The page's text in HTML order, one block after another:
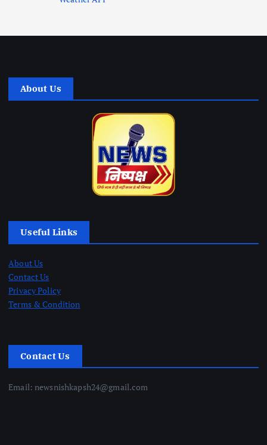
About Us
Useful Links
About Us
Contact Us
Privacy Policy
Terms & Condition
Contact Us
Email: newsnishkapsh24@gmail.com